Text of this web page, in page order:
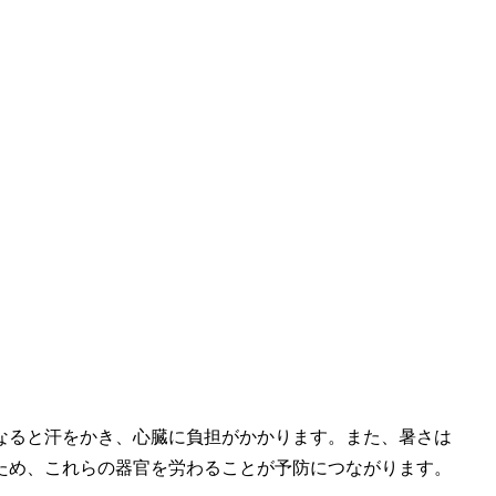
と汗をかき、心臓に負担がかかります。また、暑さは
、これらの器官を労わることが予防につながります。